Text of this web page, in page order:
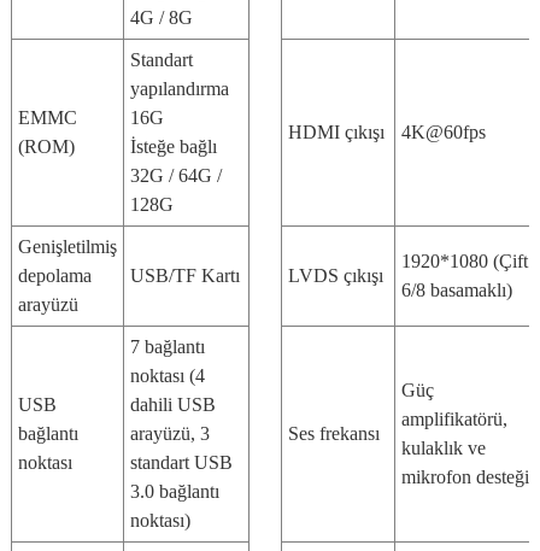
4G / 8G
EMMC
(ROM)
Standart
yapılandırma
16G
İsteğe bağlı
32G / 64G /
128G
HDMI çıkışı 4K@60fps
Genişletilmiş
depolama
arayüzü
USB/TF Kartı LVDS çıkışı
1920*1080 (Çift
6/8 basamaklı)
USB
bağlantı
noktası
7 bağlantı
noktası (4
dahili USB
arayüzü, 3
standart USB
3.0 bağlantı
noktası)
Ses frekansı
Güç
amplifikatörü,
kulaklık ve
mikrofon desteği.